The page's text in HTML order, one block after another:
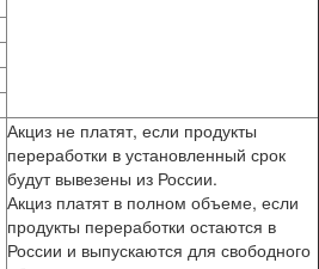
Акциз не платят, если продукты
переработки в установленный срок
будут вывезены из России.
Акциз платят в полном объеме, если
продукты переработки остаются в
России и выпускаются для свободного